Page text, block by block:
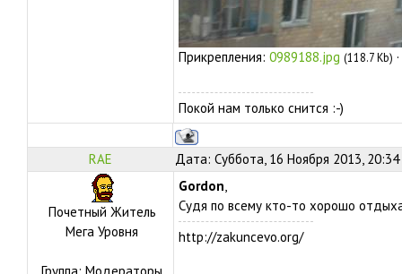
Прикрепления: 0989188.jpg (118.7 Kb) ·
Покой нам только снится :-)
RAE Дата: Суббота, 16 Ноября 2013,
Почетный Житель
Мега Уровня
Gordon,
Судя по всему кто-то хорошо
http://zakuncevo.org/